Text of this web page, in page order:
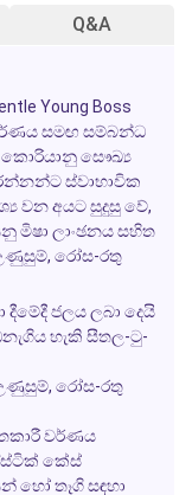
Q&A
Young Boss
සමඟ සම්බන්ධ
කොරියානු සෞඛ්‍ය
ස්වාභාවික
වන අයට සුදුසු වේ,
මිෂා ලාංඡනය සහිත
රෝස-රතු
දීමේදී ජලය ලබා දෙයි
හැකි සීතල-ටු-
උණුසුම්, රෝස-රතු
වර්ණය
කේස්
හෝ තෑගි සඳහා